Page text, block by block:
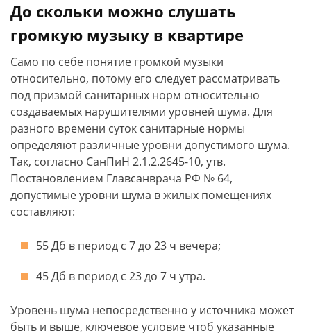
До скольки можно слушать
громкую музыку в квартире
Само по себе понятие громкой музыки
относительно, потому его следует рассматривать
под призмой санитарных норм относительно
создаваемых нарушителями уровней шума. Для
разного времени суток санитарные нормы
определяют различные уровни допустимого шума.
Так, согласно СанПиН 2.1.2.2645-10, утв.
Постановлением Главсанврача РФ № 64,
допустимые уровни шума в жилых помещениях
составляют:
55 Дб в период с 7 до 23 ч вечера;
45 Дб в период с 23 до 7 ч утра.
Уровень шума непосредственно у источника может
быть и выше, ключевое условие чтоб указанные